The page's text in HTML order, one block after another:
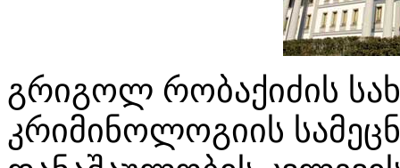
გრიგოლ რობაქიძის
კრიმინოლოგიის